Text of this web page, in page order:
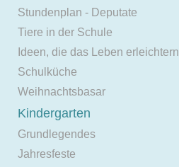
Stundenplan - Deputate
Tiere in der Schule
Ideen, die das Leben erleichtern
Schulküche
Weihnachtsbasar
Kindergarten
Grundlegendes
Jahresfeste